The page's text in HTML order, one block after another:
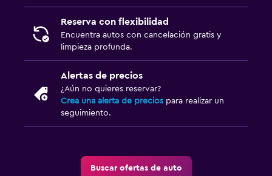
Reserva con flexibilidad
Encuentra autos con cancelación gratis y
limpieza profunda.
Alertas de precios
¿Aún no quieres reservar?
Crea una alerta de precios para realizar un
seguimiento.
Buscar ofertas de auto